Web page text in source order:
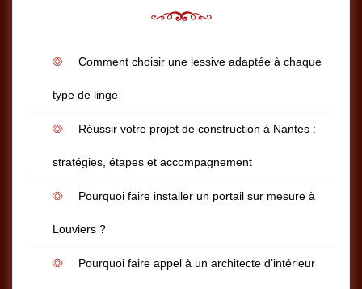
Comment choisir une lessive adaptée à chaque
type de linge
Réussir votre projet de construction à Nantes :
stratégies, étapes et accompagnement
Pourquoi faire installer un portail sur mesure à
Louviers ?
Pourquoi faire appel à un architecte d’intérieur